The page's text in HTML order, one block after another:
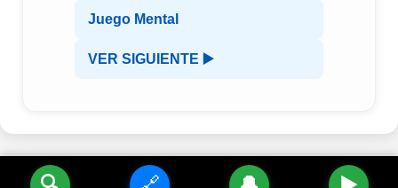
Juego Mental
VER SIGUIENTE ▶️